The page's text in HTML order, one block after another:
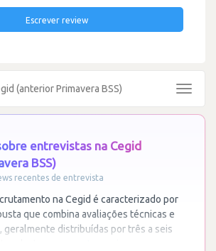
Escrever review
(anterior Primavera BSS)
Toggle
entrevistas na Cegid
BSS)
recentes de entrevista
na Cegid é caracterizado por
que combina avaliações técnicas e
geralmente distribuídas por três a seis
destacam um